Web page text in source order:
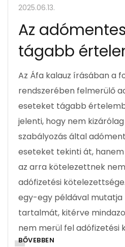
2025.06.13.
Az
tágabb
Az Áfa kalauz írásában a
rendszerében felmerülő
eseteket tágabb
jelenti, hogy nem
szabályozás által
eseteket tekinti át,
az arra kötelezettnek
adófizetési
egy-egy példával mutatja
tartalmát, kitérve
nem merül fel adófizetési
BŐVEBBEN